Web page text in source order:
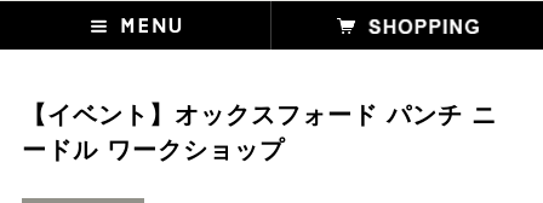
【イベント】オックスフォード パンチ ニ
ードル ワークショップ